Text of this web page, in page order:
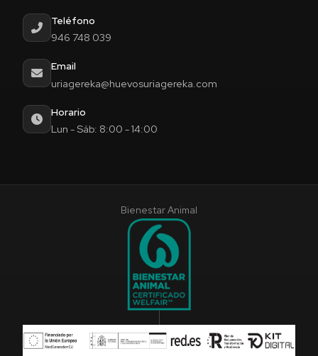
Teléfono
946 748 039
Email
uriagereka@huevosuriagereka.com
Horario
Lun - Sáb: 8:00 - 14:00
Bienestar Animal